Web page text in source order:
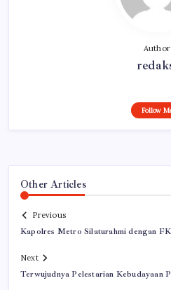
Author
Follow
Other Articles
Previous
Kapolres Metro Silaturahmi dengan
Next
Terwujudnya Pelestarian Kebudayaan